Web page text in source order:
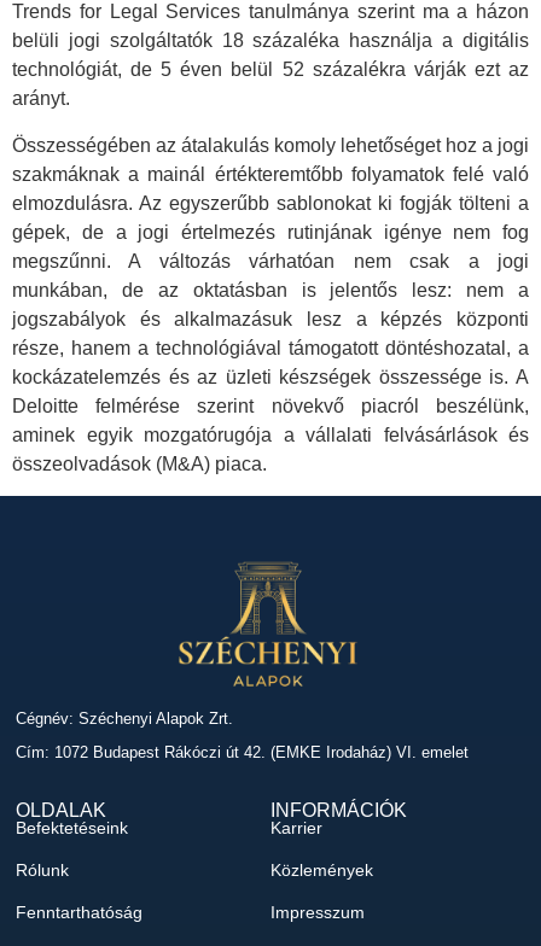
Trends for Legal Services tanulmánya szerint ma a házon
belüli jogi szolgáltatók 18 százaléka használja a digitális
technológiát, de 5 éven belül 52 százalékra várják ezt az
arányt.
Összességében az átalakulás komoly lehetőséget hoz a jogi
szakmáknak a mainál értékteremtőbb folyamatok felé való
elmozdulásra. Az egyszerűbb sablonokat ki fogják tölteni a
gépek, de a jogi értelmezés rutinjának igénye nem fog
megszűnni. A változás várhatóan nem csak a jogi
munkában, de az oktatásban is jelentős lesz: nem a
jogszabályok és alkalmazásuk lesz a képzés központi
része, hanem a technológiával támogatott döntéshozatal, a
kockázatelemzés és az üzleti készségek összessége is. A
Deloitte felmérése szerint növekvő piacról beszélünk,
aminek egyik mozgatórugója a vállalati felvásárlások és
összeolvadások (M&A) piaca.
Cégnév: Széchenyi Alapok Zrt.
Cím: 1072 Budapest Rákóczi út 42. (EMKE Irodaház) VI. emelet
OLDALAK
Befektetéseink
Rólunk
Fenntarthatóság
INFORMÁCIÓK
Karrier
Közlemények
Impresszum